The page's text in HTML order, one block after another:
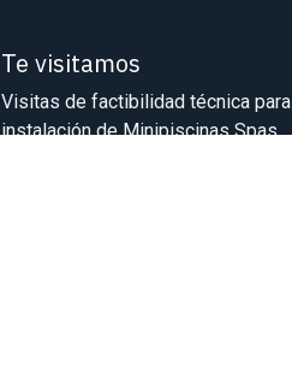
Te visitamos
Visitas de factibilidad técnica para
instalación de Minipiscinas Spas.